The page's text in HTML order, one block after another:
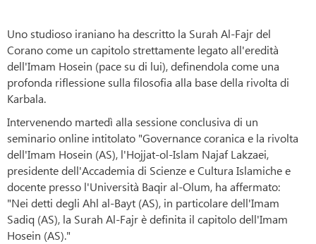
Uno studioso iraniano ha descritto la Surah Al-Fajr del
Corano come un capitolo strettamente legato all'eredità
dell'Imam Hosein (pace su di lui), definendola come una
profonda riflessione sulla filosofia alla base della rivolta di
Karbala.
Intervenendo martedì alla sessione conclusiva di un
seminario online intitolato "Governance coranica e la rivolta
dell'Imam Hosein (AS), l'Hojjat-ol-Islam Najaf Lakzaei,
presidente dell'Accademia di Scienze e Cultura Islamiche e
docente presso l'Università Baqir al-Olum, ha affermato:
"Nei detti degli Ahl al-Bayt (AS), in particolare dell'Imam
Sadiq (AS), la Surah Al-Fajr è definita il capitolo dell'Imam
Hosein (AS)."